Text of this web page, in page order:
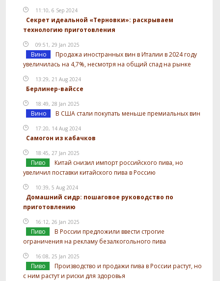
11:10, 6 Sep 2024
Секрет идеальной «Терновки»: раскрываем
технологию приготовления
09:51, 29 Jan 2025
Вино
Продажа иностранных вин в Италии в 2024 году
увеличилась на 4,7%, несмотря на общий спад на рынке
13:29, 21 Aug 2024
Берлинер-вайссе
18:49, 28 Jan 2025
Вино В США стали покупать меньше премиальных вин
17:20, 14 Aug 2024
Самогон из кабачков
18:45, 27 Jan 2025
Пиво
Китай снизил импорт российского пива, но
увеличил поставки китайского пива в Россию
10:39, 5 Aug 2024
Домашний сидр: пошаговое руководство по
приготовлению
16:12, 26 Jan 2025
Пиво
В России предложили ввести строгие
ограничения на рекламу безалкогольного пива
16:08, 25 Jan 2025
Пиво
Производство и продажи пива в России растут, но
с ним растут и риски для здоровья